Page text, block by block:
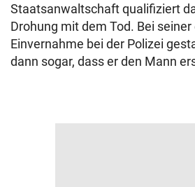
Staatsanwaltschaft qualifiziert
Drohung mit dem Tod. Bei seiner
Einvernahme bei der Polizei
dann sogar, dass er den Mann